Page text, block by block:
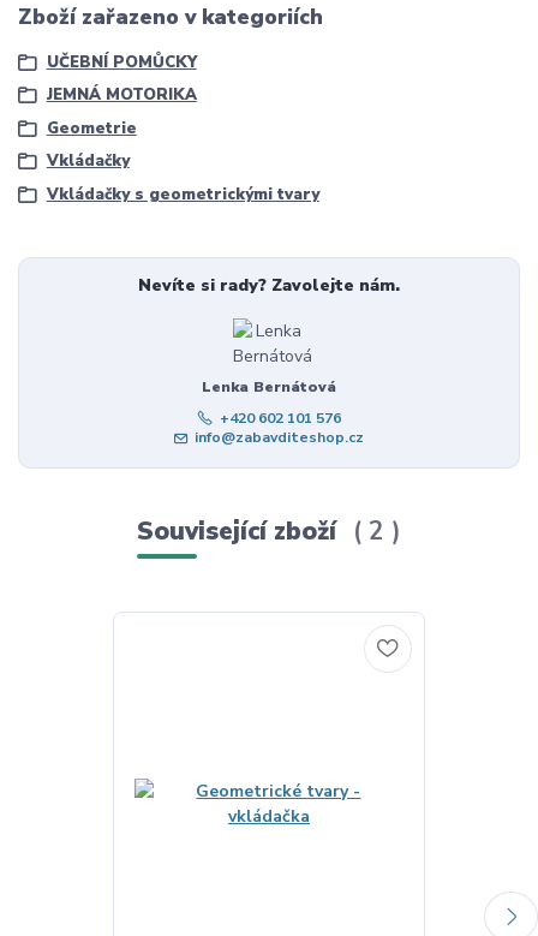
Zboží zařazeno v kategoriích
UČEBNÍ POMŮCKY
JEMNÁ MOTORIKA
Geometrie
Vkládačky
Vkládačky s geometrickými tvary
Nevíte si rady? Zavolejte nám.
Lenka Bernátová
+420 602 101 576
info@zabavditeshop.cz
Související zboží 2